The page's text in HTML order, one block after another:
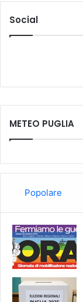
Social
METEO PUGLIA
Popolare